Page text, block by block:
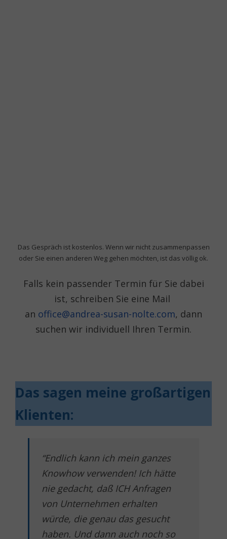
Das Gespräch ist kostenlos. Wenn wir nicht zusammenpassen
oder Sie einen anderen Weg gehen möchten, ist das völlig ok.
Falls kein passender Termin für Sie dabei
ist, schreiben Sie eine Mail
an office@andrea-susan-nolte.com, dann
suchen wir individuell Ihren Termin.
Das sagen meine großartigen
Klienten:
“Endlich kann ich mein ganzes
Knowhow verwenden! Ich hätte
nie gedacht, daß ICH Anfragen
von Unternehmen erhalten
würde, die genau das gesucht
haben. Und dann auch noch so